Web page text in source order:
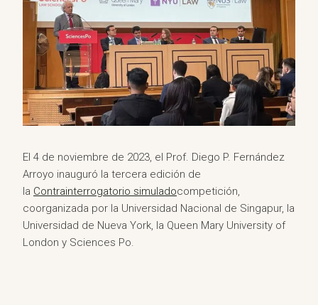
El 4 de noviembre de 2023, el Prof. Diego P. Fernández
Arroyo inauguró la tercera edición de
la Contrainterrogatorio simuladocompetición,
coorganizada por la Universidad Nacional de Singapur, la
Universidad de Nueva York, la Queen Mary University of
London y Sciences Po.